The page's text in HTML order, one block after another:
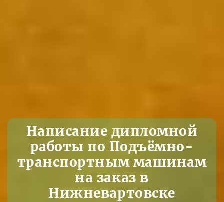
Написание дипломной
работы по Подъёмно-
транспортным машинам
на заказ в
Нижневартовске